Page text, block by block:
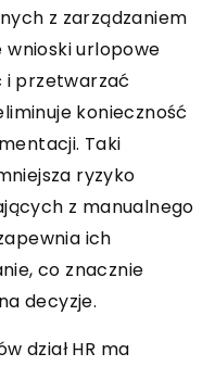
z zarządzaniem
urlopowe
i przetwarzać
konieczność
Taki
ryzyko
z manualnego
ich
co znacznie
decyzje.
dział HR ma